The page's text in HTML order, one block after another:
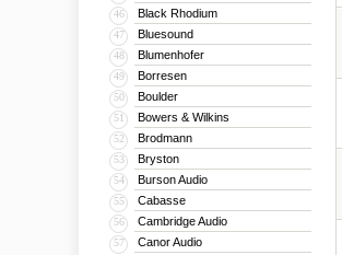
46 Black Rhodium
47 Bluesound
48 Blumenhofer
49 Borresen
50 Boulder
51 Bowers & Wilkins
52 Brodmann
53 Bryston
54 Burson Audio
55 Cabasse
56 Cambridge Audio
57 Canor Audio